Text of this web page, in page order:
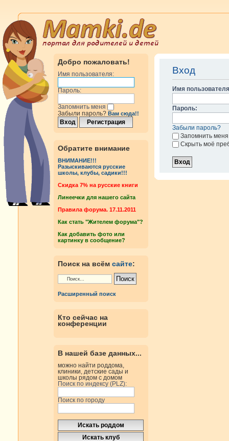
Добро пожаловать!
Имя пользователя:
Пароль:
Запомнить меня
Забыли пароль? Вам сюда!!
Обратите внимание
ВНИМАНИЕ!!!
Разыскиваются русские
школы, клубы, садики!!!
Cкидка 7% на русские книги
Линеечки для нашего сайта
Правила форума. 17.11.2011
Как стать "Жителем форума"?
Как добавить фото или
картинку в сообщение?
Поиск на всём сайте:
Расширенный поиск
Кто сейчас на
конференции
В нашей базе данных...
можно найти роддома,
клиники, детские сады и
школы рядом с домом
Поиск по индексу (PLZ):
Поиск по городу
Вход
Имя
Пароль:
Забыли пароль?
Запомнить меня
Скрыть моё